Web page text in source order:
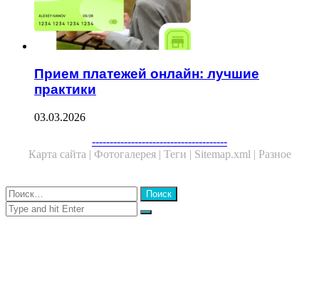
Прием платежей онлайн: лучшие
практики
03.03.2026
--------------------------------------
Карта сайта | Фотогалерея | Теги | Sitemap.xml | Разное
Close
Найти:
Close
Search